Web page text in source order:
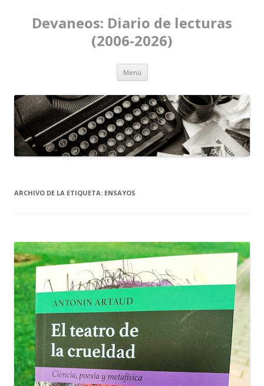
Devaneos: Diario de lecturas
(2006-2026)
Menú Ir al contenido
ARCHIVO DE LA ETIQUETA: ENSAYOS